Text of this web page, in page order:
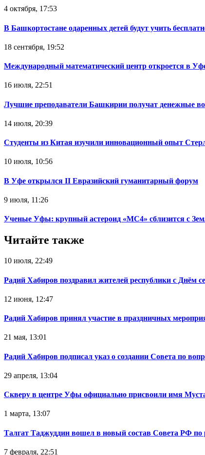
4 октября, 17:53
В Башкортостане одаренных детей будут учить
18 сентября, 19:52
Международный математический центр откроется в
16 июля, 22:51
Лучшие преподаватели Башкирии получат денежные
14 июля, 20:39
Студенты из Китая изучили инновационный опыт
10 июля, 10:56
В Уфе открылся II Евразийский гуманитарный форум
9 июля, 11:26
Ученые Уфы: крупный астероид «МС4» сблизится с
Читайте также
10 июля, 22:49
Радий Хабиров поздравил жителей республики с Днём
12 июня, 12:47
Радий Хабиров принял участие в праздничных
21 мая, 13:01
Радий Хабиров подписал указ о создании Совета по
29 апреля, 13:04
Скверу в центре Уфы официально присвоили имя
1 марта, 13:07
Талгат Таджуддин вошел в новый состав Совета РФ по
7 февраля, 22:51